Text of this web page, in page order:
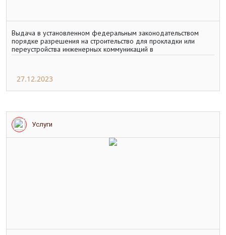
Выдача в установленном федеральным законодательством
порядке разрешения на строительство для прокладки или
переустройства инженерных коммуникаций в
27.12.2023
Услуги